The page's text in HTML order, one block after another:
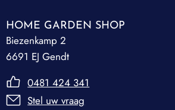
HOME GARDEN SHOP
Biezenkamp 2
6691 EJ Gendt
0481 424 341
Stel uw vraag